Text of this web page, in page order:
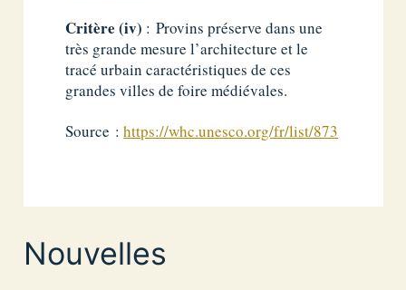
Critère (iv) : Provins préserve dans une
très grande mesure l’architecture et le
tracé urbain caractéristiques de ces
grandes villes de foire médiévales.
Source :https://whc.unesco.org/fr/list/873
Nouvelles